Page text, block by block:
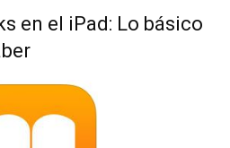
en el iPad: Lo básico